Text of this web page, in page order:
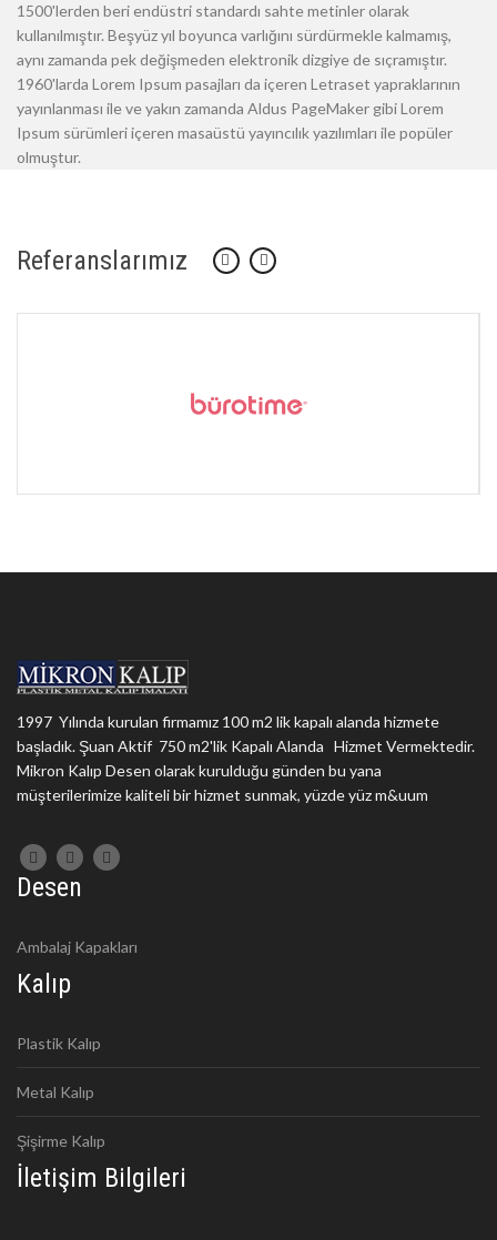
1500'lerden beri endüstri standardı sahte metinler olarak
kullanılmıştır. Beşyüz yıl boyunca varlığını sürdürmekle kalmamış,
aynı zamanda pek değişmeden elektronik dizgiye de sıçramıştır.
1960'larda Lorem Ipsum pasajları da içeren Letraset yapraklarının
yayınlanması ile ve yakın zamanda Aldus PageMaker gibi Lorem
Ipsum sürümleri içeren masaüstü yayıncılık yazılımları ile popüler
olmuştur.
Referanslarımız
1997 Yılında kurulan firmamız 100 m2 lik kapalı alanda hizmete
başladık. Şuan Aktif 750 m2'lik Kapalı Alanda Hizmet Vermektedir.
Mikron Kalıp Desen olarak kurulduğu günden bu yana
müşterilerimize kaliteli bir hizmet sunmak, yüzde yüz m&uum
Desen
Ambalaj Kapakları
Kalıp
Plastik Kalıp
Metal Kalıp
Şişirme Kalıp
İletişim Bilgileri